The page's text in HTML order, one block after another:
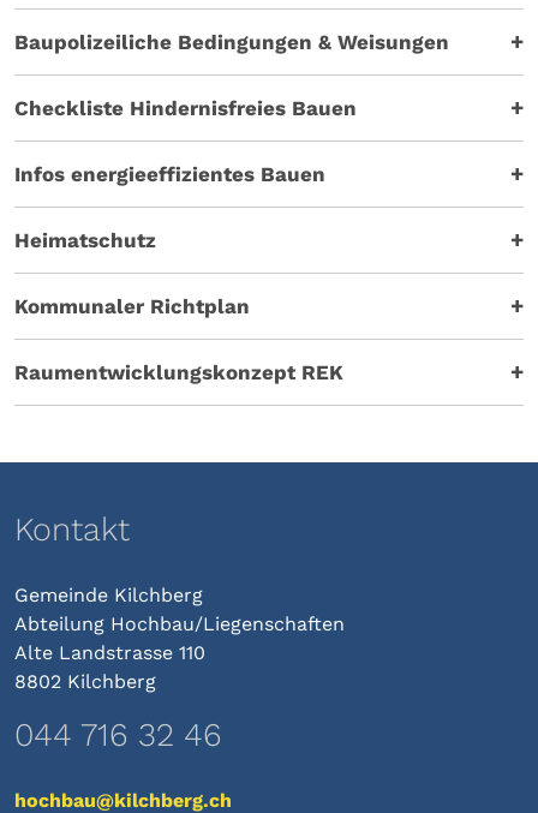
Baupolizeiliche Bedingungen & Weisungen
Checkliste Hindernisfreies Bauen
Infos energieeffizientes Bauen
Heimatschutz
Kommunaler Richtplan
Raumentwicklungskonzept REK
Kontakt
Gemeinde Kilchberg
Abteilung Hochbau/Liegenschaften
Alte Landstrasse 110
8802 Kilchberg
044 716 32 46
hochbau@kilchberg.ch